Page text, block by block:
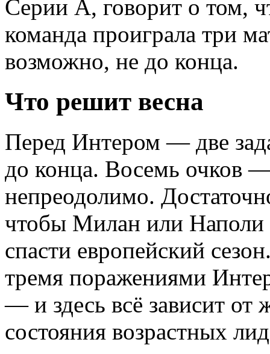
Серии А, говорит о том,
команда проиграла три
возможно, не до конца.
Что решит весна
Перед Интером — две
до конца. Восемь очков
непреодолимо.
чтобы Милан или Наполи
спасти европейский
тремя поражениями
— и здесь всё зависит от
состояния возрастных